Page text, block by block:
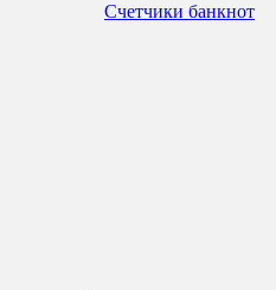
Счетчики банкнот